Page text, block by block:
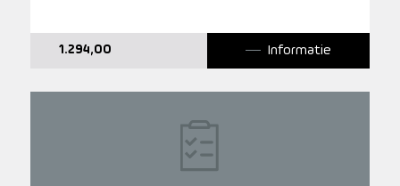
1.294,00 Informatie